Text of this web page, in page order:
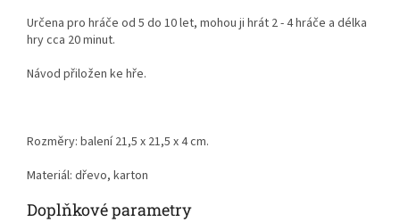
Určena pro hráče od 5 do 10 let, mohou ji hrát 2 - 4 hráče a délka
hry cca 20 minut.
Návod přiložen ke hře.
Rozměry: balení 21,5 x 21,5 x 4 cm.
Materiál: dřevo, karton
Doplňkové parametry